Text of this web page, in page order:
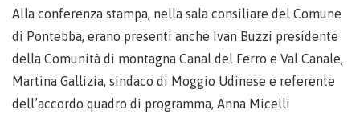
Alla conferenza stampa, nella sala consiliare del Comune
di Pontebba, erano presenti anche Ivan Buzzi presidente
della Comunità di montagna Canal del Ferro e Val Canale,
Martina Gallizia, sindaco di Moggio Udinese e referente
dell’accordo quadro di programma, Anna Micelli